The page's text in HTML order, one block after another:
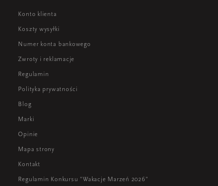
Konto klienta
Koszty wysyłki
Numer konta bankowego
Zwroty i reklamacje
Regulamin
Polityka prywatności
Blog
Marki
Opinie
Mapa strony
Kontakt
Regulamin Konkursu "Wakacje Marzeń 2026"